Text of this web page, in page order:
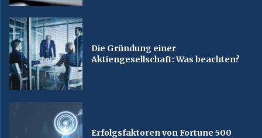
Die Gründung einer
Aktiengesellschaft: Was beachten?
Erfolgsfaktoren von Fortune 500